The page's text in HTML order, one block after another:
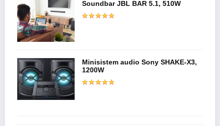
Soundbar JBL BAR 5.1, 510W
Minisistem audio Sony SHAKE-X3,
1200W